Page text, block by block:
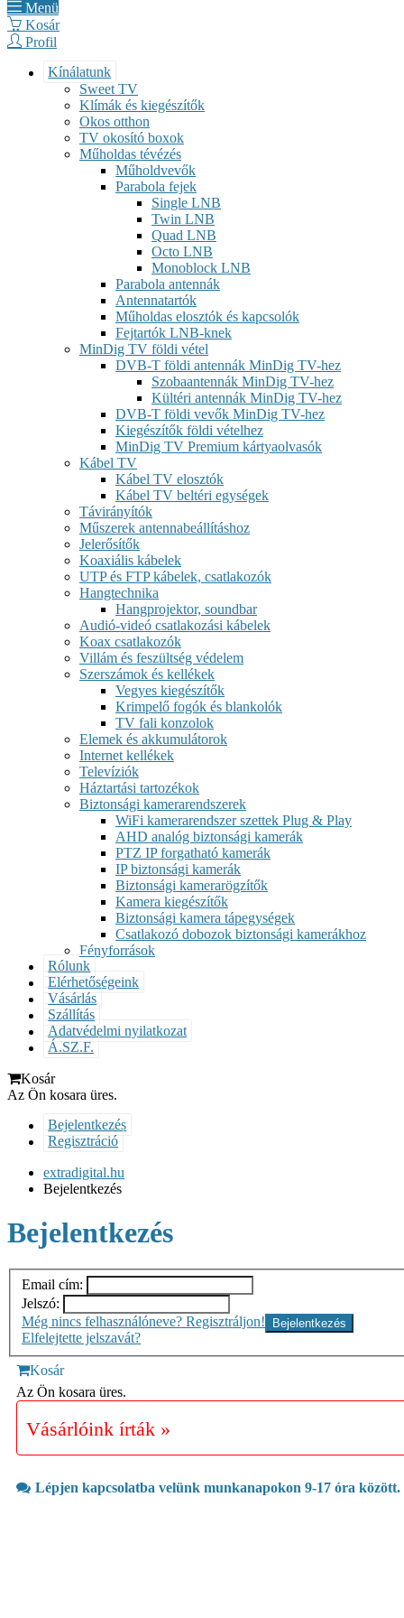
Menü
Kosár
Profil
Kínálatunk
Sweet TV
Klímák és kiegészítők
Okos otthon
TV okosító boxok
Műholdas tévézés
Műholdvevők
Parabola fejek
Single LNB
Twin LNB
Quad LNB
Octo LNB
Monoblock LNB
Parabola antennák
Antennatartók
Műholdas elosztók és kapcsolók
Fejtartók LNB-knek
MinDig TV földi vétel
DVB-T földi antennák MinDig TV-hez
Szobaantennák MinDig TV-hez
Kültéri antennák MinDig TV-hez
DVB-T földi vevők MinDig TV-hez
Kiegészítők földi vételhez
MinDig TV Premium kártyaolvasók
Kábel TV
Kábel TV elosztók
Kábel TV beltéri egységek
Távirányítók
Műszerek antennabeállításhoz
Jelerősítők
Koaxiális kábelek
UTP és FTP kábelek, csatlakozók
Hangtechnika
Hangprojektor, soundbar
Audió-videó csatlakozási kábelek
Koax csatlakozók
Villám és feszültség védelem
Szerszámok és kellékek
Vegyes kiegészítők
Krimpelő fogók és blankolók
TV fali konzolok
Elemek és akkumulátorok
Internet kellékek
Televíziók
Háztartási tartozékok
Biztonsági kamerarendszerek
WiFi kamerarendszer szettek Plug & Play
AHD analóg biztonsági kamerák
PTZ IP forgatható kamerák
IP biztonsági kamerák
Biztonsági kamerarögzítők
Kamera kiegészítők
Biztonsági kamera tápegységek
Csatlakozó dobozok biztonsági kamerákhoz
Fényforrások
Rólunk
Elérhetőségeink
Vásárlás
Szállítás
Adatvédelmi nyilatkozat
Á.SZ.F.
Kosár
Az Ön kosara üres.
Bejelentkezés
Regisztráció
extradigital.hu
Bejelentkezés
Bejelentkezés
Email cím:
Jelszó:
Még nincs felhasználóneve? Regisztráljon!
Elfelejtette jelszavát?
Kosár
Az Ön kosara üres.
Vásárlóink írták »
Lépjen kapcsolatba velünk munkanapokon 9-17 óra között.